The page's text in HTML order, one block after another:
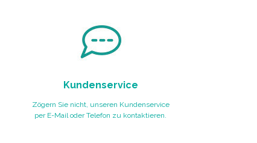
Kundenservice
Zögern Sie nicht, unseren Kundenservice
per E-Mail oder Telefon zu kontaktieren.